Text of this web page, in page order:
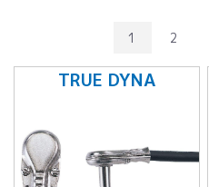
1 2
TRUE DYNA